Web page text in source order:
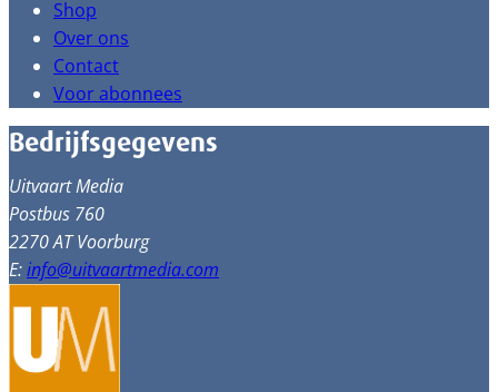
Shop
Over ons
Contact
Voor abonnees
Bedrijfsgegevens
Uitvaart Media
Postbus 760
2270 AT Voorburg
E:info@uitvaartmedia.com